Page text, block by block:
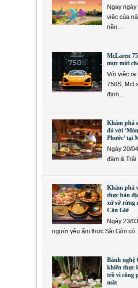
Ngay
việc của
nền...
McLaren
mực mới
Với việc ra
750S,
định...
Khám phá
đỏ với
Phước’ tại
Ngày 20/
đàm &
Khám phá
thực bản
xứ sở rừng
Cần Giờ
Ngày 23/
người yêu ẩm thực Sài Gòn
Bánh nghệ
khiến thực
trồ vì công
mắt